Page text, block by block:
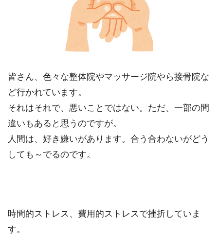
皆さん、色々な整体院やマッサージ院やら接骨院な
ど行かれています。
それはそれで、悪いことではない。ただ、一部の間
違いもあると思うのですが。
人間は、好き嫌いがあります。合う合わないがどう
しても～でるのです。
時間的ストレス、費用的ストレスで挫折していま
す。